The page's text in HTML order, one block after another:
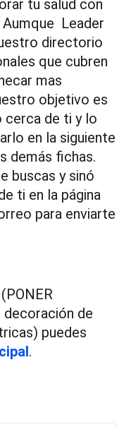
tu salud con
Aumque Leader
directorio
que cubren
mas
objetivo es
cerca de ti y lo
en la siguiente
demás fichas.
buscas y sinó
ti en la página
para enviarte
decoración de
puedes
.